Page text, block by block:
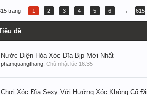
trang 1 2 3 4 5 6 → 615
đề
Nước Điện Hóa Xóc Đĩa Bịp Mới Nhất
phamquangthang Chủ nhật lúc 16:35
Chơi Xóc Đĩa Sexy Với Hướng Xóc Không Cố